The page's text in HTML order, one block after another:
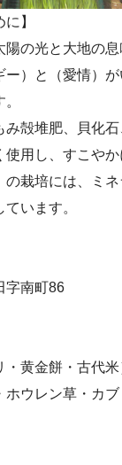
】
の光と大地の
ー）と（愛情）
殻堆肥、貝化
用し、すこやか
栽培には、ミ
います。
字南町86
・黄金餅・古代米
ホウレン草・カ